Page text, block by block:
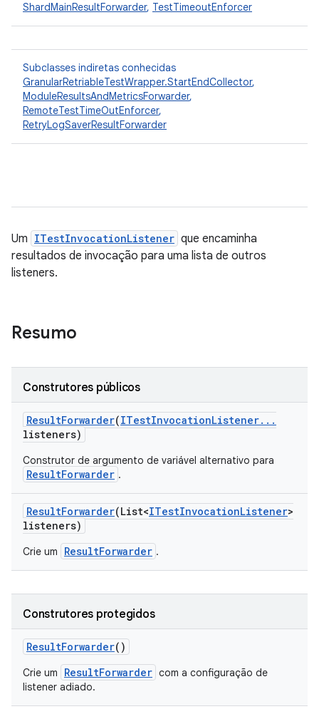
ShardMainResultForwarder, TestTimeoutEnforcer
Subclasses indiretas conhecidas
GranularRetriableTestWrapper.StartEndCollector,
ModuleResultsAndMetricsForwarder,
RemoteTestTimeOutEnforcer,
RetryLogSaverResultForwarder
Um ITestInvocationListener que encaminha
resultados de invocação para uma lista de outros
listeners.
Resumo
Construtores públicos
ResultForwarder(ITestInvocationListener. . .
listeners)
Construtor de argumento de variável alternativo para
ResultForwarder .
ResultForwarder(List<ITestInvocationListener>
listeners)
Crie um ResultForwarder .
Construtores protegidos
ResultForwarder()
Crie um ResultForwarder com a configuração de
listener adiado.